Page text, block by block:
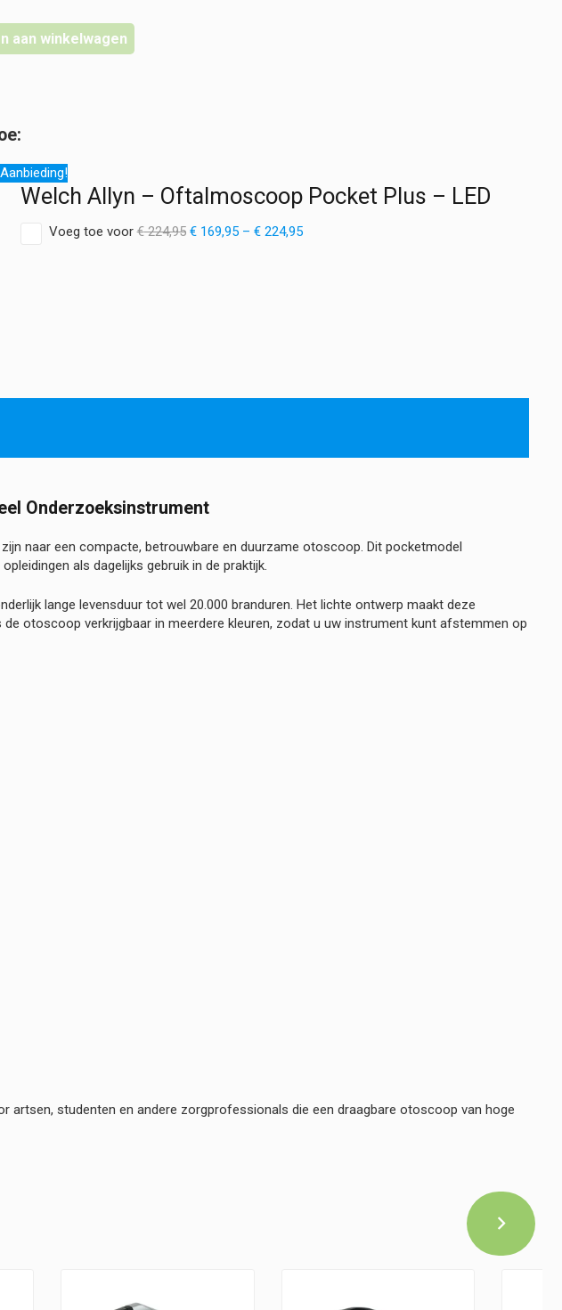
aan winkelwagen
Aanbieding!
Welch Allyn – Oftalmoscoop Pocket Plus – LED
Voeg toe voor€224,95 Oorspronkelijke
€169,95 – €224,95Prijsklasse:
Huidige
Onderzoeksinstrument
naar een compacte, betrouwbare en duurzame otoscoop. Dit pocketmodel
als dagelijks gebruik in de praktijk.
lange levensduur tot wel 20.000 branduren. Het lichte ontwerp maakt deze
otoscoop verkrijgbaar in meerdere kleuren, zodat u uw instrument kunt afstemmen op
artsen, studenten en andere zorgprofessionals die een draagbare otoscoop van hoge